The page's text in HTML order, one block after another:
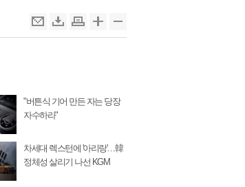
"버튼식 기어 만든 자는 당장
자수하라"
차세대 렉스턴에 '아리랑'…韓
정체성 살리기 나선 KGM